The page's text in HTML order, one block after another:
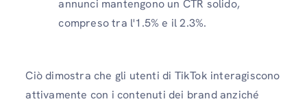
annunci mantengono un CTR solido,
compreso tra l'1.5% e il 2.3%.
Ciò dimostra che gli utenti di TikTok interagiscono
attivamente con i contenuti dei brand anziché